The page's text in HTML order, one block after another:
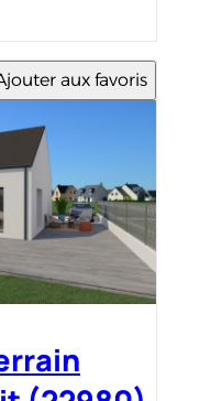
aux favoris